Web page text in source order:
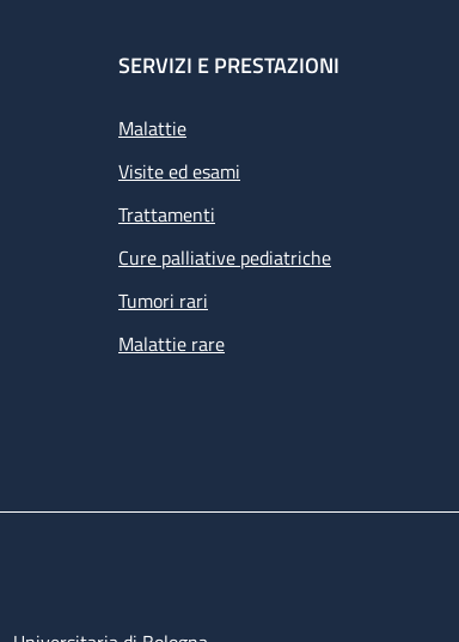
SERVIZI E PRESTAZIONI
Malattie
Visite ed esami
Trattamenti
Cure palliative pediatriche
Tumori rari
Malattie rare